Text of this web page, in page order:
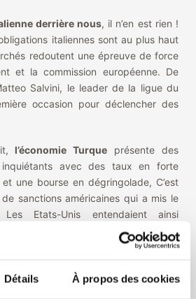
Détails À propos des cookies
derrière nous, il n’en est rien !
italiennes sont au plus haut
redoutent une épreuve de force
et la commission européenne. De
Salvini, le leader de la ligue du
occasion pour déclencher des
l’économie Turque présente des
avec des taux en forte
une bourse en dégringolade, C’est
de sanctions américaines qui a mis le
Etats-Unis entendaient ainsi
contre la détention jugée abusive
Toutefois, cela n’est sans doute
occidentaux depuis des années. Ces